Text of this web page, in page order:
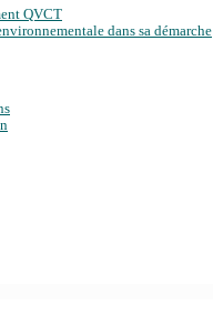
QVCT
dans sa démarche